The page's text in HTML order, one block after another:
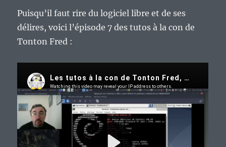
Puisqu’il faut rire du logiciel libre et de ses
délires, voici l’épisode 7 des tutos à la con de
Tonton Fred :